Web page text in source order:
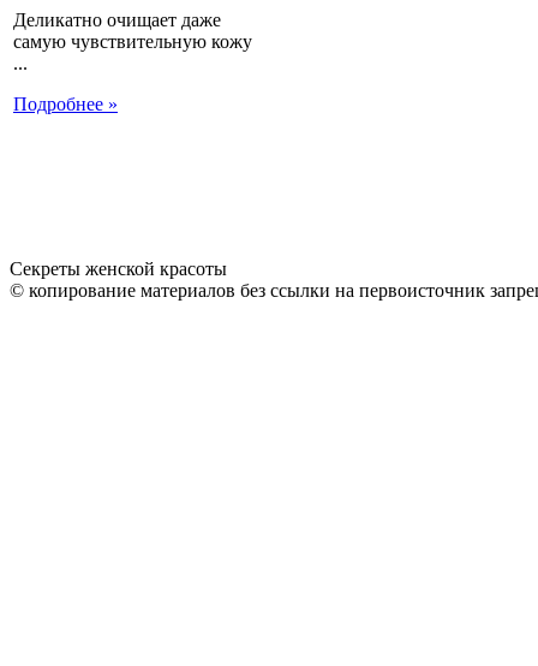
Деликатно очищает даже
самую чувствительную кожу
...
Подробнее »
Секреты женской красоты
© копирование материалов без ссылки на первоисточник